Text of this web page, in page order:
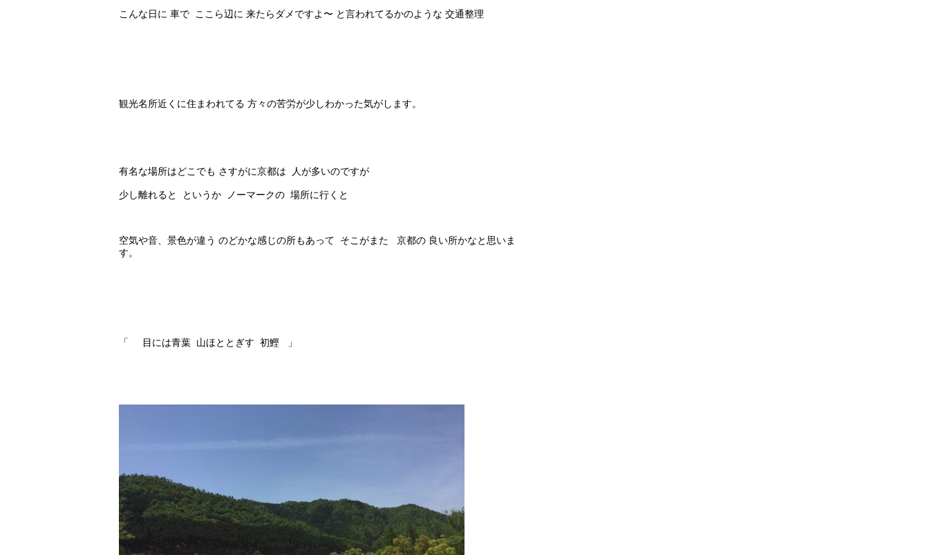
こんな日に 車で ここら辺に 来たらダメですよ〜 と言われてるかのような 交通整理
観光名所近くに住まわれてる 方々の苦労が少しわかった気がします。
有名な場所はどこでも さすがに京都は 人が多いのですが
少し離れると というか ノーマークの 場所に行くと
空気や音、景色が違う のどかな感じの所もあって そこがまた 京都の 良い所かなと思いま
す。
「 目には青葉 山ほととぎす 初鰹 」